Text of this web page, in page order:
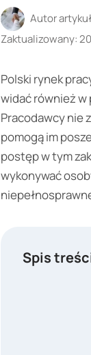
Autor
Zaktualizowany:
Polski rynek
widać również
Pracodawcy nie
pomogą im
postęp w tym
wykonywać
Spis